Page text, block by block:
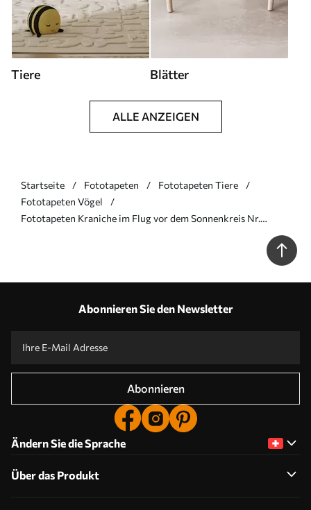
Tiere Blätter
ALLE ANZEIGEN
Startseite Fototapeten
Fototapeten Tiere
Fototapeten Vögel
Fototapeten Kraniche im Flug vor dem Sonnenkreis Nr.
Abonnieren Sie den Newsletter
Abonnieren
Ändern Sie die Sprache
Über das Produkt